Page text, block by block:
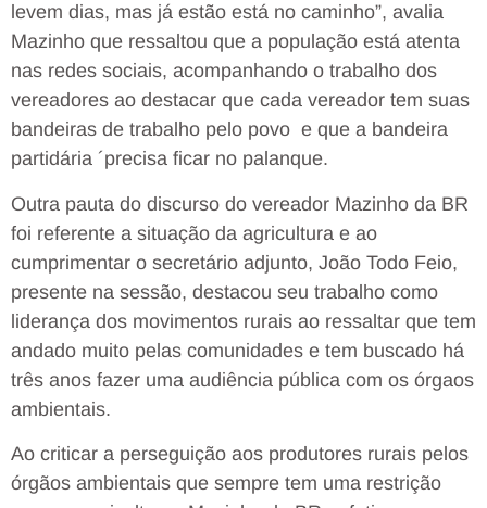
levem dias, mas já estão está no caminho”, avalia
Mazinho que ressaltou que a população está atenta
nas redes sociais, acompanhando o trabalho dos
vereadores ao destacar que cada vereador tem suas
bandeiras de trabalho pelo povo e que a bandeira
partidária ´precisa ficar no palanque.
Outra pauta do discurso do vereador Mazinho da BR
foi referente a situação da agricultura e ao
cumprimentar o secretário adjunto, João Todo Feio,
presente na sessão, destacou seu trabalho como
liderança dos movimentos rurais ao ressaltar que tem
andado muito pelas comunidades e tem buscado há
três anos fazer uma audiência pública com os órgaos
ambientais.
Ao criticar a perseguição aos produtores rurais pelos
órgãos ambientais que sempre tem uma restrição